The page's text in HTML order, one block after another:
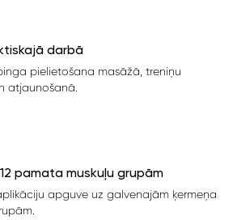
darbā
pielietošana masāžā, treniņu
atjaunošanā.
pamata muskuļu grupām
apguve uz galvenajām ķermeņa